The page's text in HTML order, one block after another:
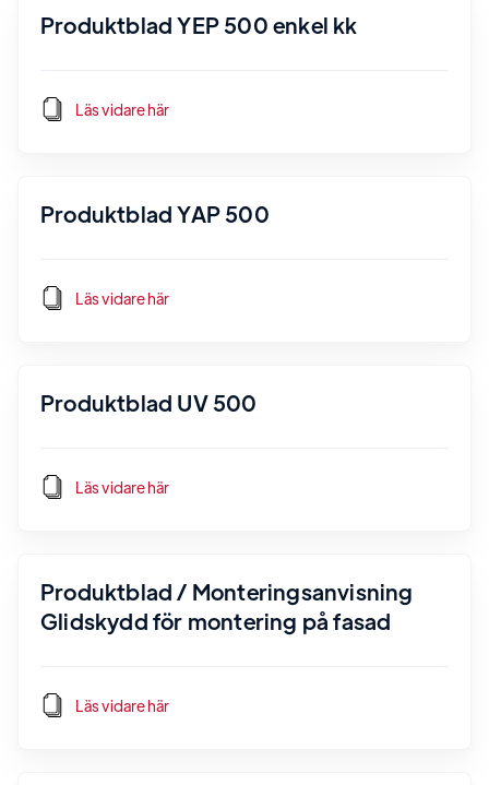
Produktblad YEP 500 enkel kk
Läs vidare här
Produktblad YAP 500
Läs vidare här
Produktblad UV 500
Läs vidare här
Produktblad / Monteringsanvisning
Glidskydd för montering på fasad
Läs vidare här